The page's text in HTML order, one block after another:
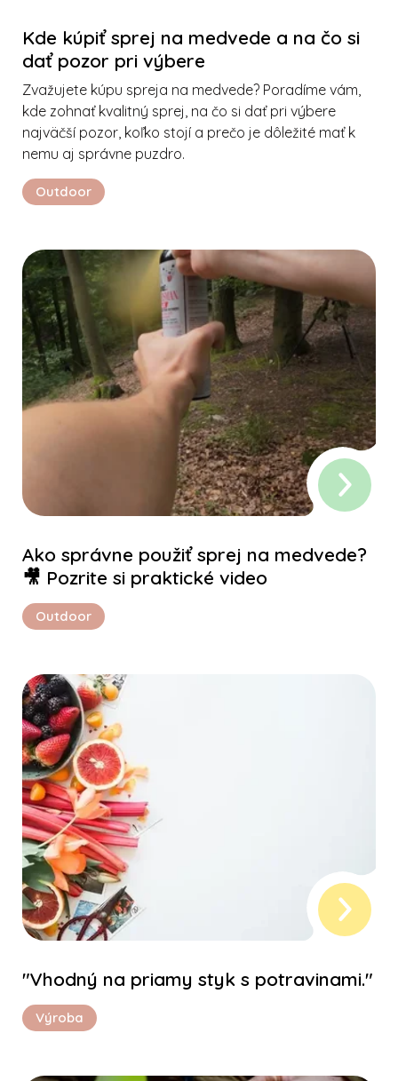
Kde kúpiť sprej na medvede a na čo si
dať pozor pri výbere
Zvažujete kúpu spreja na medvede? Poradíme vám,
kde zohnať kvalitný sprej, na čo si dať pri výbere
najväčší pozor, koľko stojí a prečo je dôležité mať k
nemu aj správne puzdro.
Outdoor
Ako správne použiť sprej na medvede?
🎥 Pozrite si praktické video
Outdoor
"Vhodný na priamy styk s potravinami."
Výroba